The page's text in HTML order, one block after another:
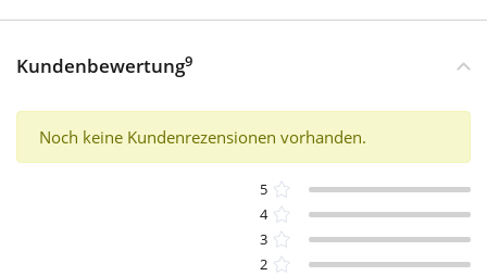
Kundenbewertung9
Noch keine Kundenrezensionen vorhanden.
5
4
3
2